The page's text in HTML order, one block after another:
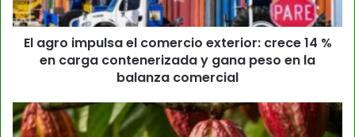
El agro impulsa el comercio exterior: crece 14 %
en carga contenerizada y gana peso en la
balanza comercial